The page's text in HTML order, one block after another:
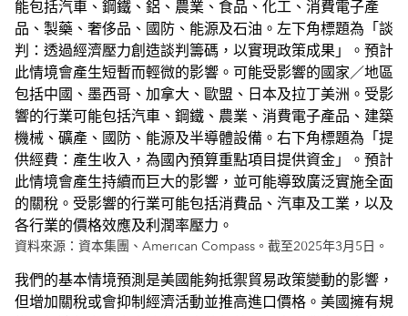
資料來源：資本集團、American Compass。截至2025年3月5日。
我們的基本情境預測是美國能夠抵禦貿易政策變動的影響，
但增加關稅或會抑制經濟活動並推高進口價格。美國擁有規